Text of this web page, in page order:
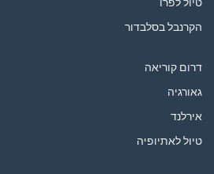
הקרנבל בסלבדור
דרום קוריאה
גאורגיה
אירלנד
טיול לאתיופיה